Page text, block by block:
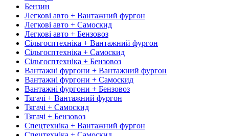
Бензин
Легкові авто + Вантажний фургон
Легкові авто + Самоскид
Легкові авто + Бензовоз
Сільгосптехніка + Вантажний фургон
Сільгосптехніка + Самоскид
Сільгосптехніка + Бензовоз
Вантажні фургони + Вантажний фургон
Вантажні фургони + Самоскид
Вантажні фургони + Бензовоз
Тягачі + Вантажний фургон
Тягачі + Самоскид
Тягачі + Бензовоз
Спецтехніка + Вантажний фургон